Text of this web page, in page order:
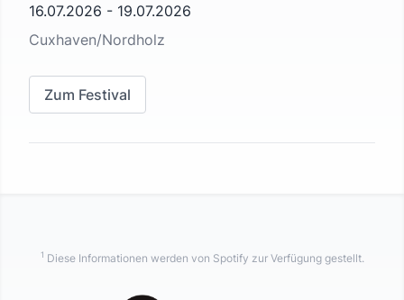
16.07.2026 - 19.07.2026
Cuxhaven/Nordholz
Zum Festival
1 Diese Informationen werden von Spotify zur Verfügung gestellt.